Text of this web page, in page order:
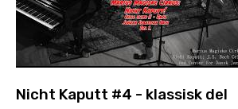
Nicht Kaputt #4 - klassisk del